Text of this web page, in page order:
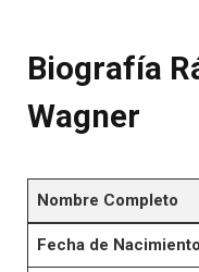
Biografía
Wagner
Nombre Completo
Fecha de Nacimiento